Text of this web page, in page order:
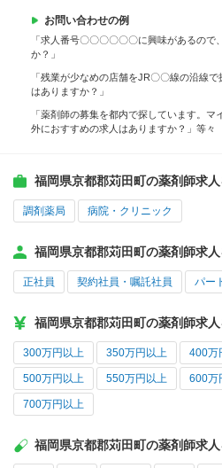
お問い合わせの例
「求人番号〇〇〇〇〇〇に興味があるの
か？」
「残業が少なめの店舗をJR〇〇線の沿線
はありますか？」
「薬剤師の募集を都内で探しています。
外におすすめの求人はありますか？」等々
福岡県京都郡苅田町の薬剤師求
調剤薬局 病院・クリニック
福岡県京都郡苅田町の薬剤師求
正社員 契約社員・嘱託社員 パー
福岡県京都郡苅田町の薬剤師求
300万円以上 350万円以上 400万
500万円以上 550万円以上 600万
700万円以上
福岡県京都郡苅田町の薬剤師求